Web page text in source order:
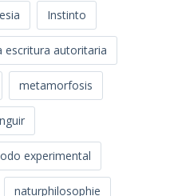
Instinto
escritura autoritaria
metamorfosis
experimental
naturphilosophie